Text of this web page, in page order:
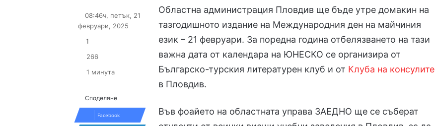
Областна администрация Пловдив ще бъде утре домакин на
тазгодишното издание на Международния ден на майчиния
език – 21 февруари. За поредна година отбелязването на тази
важна дата от календара на ЮНЕСКО се организира от
Българско-турския литературен клуб и от Клуба на консулите
в Пловдив.
Във фоайето на областната управа ЗАЕДНО ще се съберат
X email
08:46ч, петък, 21
февруари, 2025
1
266
1 минута
Споделяне
Facebook